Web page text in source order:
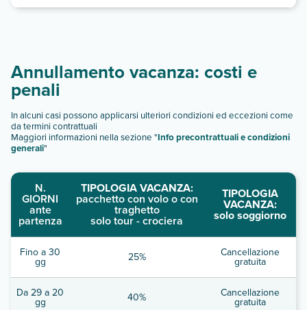
Annullamento vacanza: costi e
penali
In alcuni casi possono applicarsi ulteriori condizioni ed eccezioni come
da termini contrattuali
Maggiori informazioni nella sezione "Info precontrattuali e condizioni
generali"
N.
GIORNI
ante
partenza
TIPOLOGIA VACANZA:
pacchetto con volo o con
traghetto
solo tour - crociera
TIPOLOGIA
VACANZA:
solo soggiorno
Fino a 30
gg 25% Cancellazione
gratuita
Da 29 a 20
gg 40% Cancellazione
gratuita